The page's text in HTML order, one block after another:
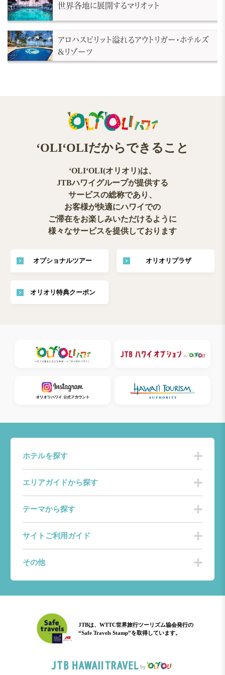
世界各地に展開するマリオット
アロハスピリット溢れるアウトリガー・ホテルズ
&リゾーツ
ʻOLIʻOLIだからできること
ʻOLIʻOLI(オリオリ)は、
JTBハワイグループが提供する
サービスの総称であり、
お客様が快適にハワイでの
ご滞在をお楽しみいただけるように
様々なサービスを提供しております
オプショナルツアー オリオリプラザ
オリオリ特典クーポン
ホテルを探す
エリアガイドから探す
テーマから探す
サイトご利用ガイド
その他
JTBは、WTTC世界旅行ツーリズム協会発行の
“Safe Travels Stamp”を取得しています。